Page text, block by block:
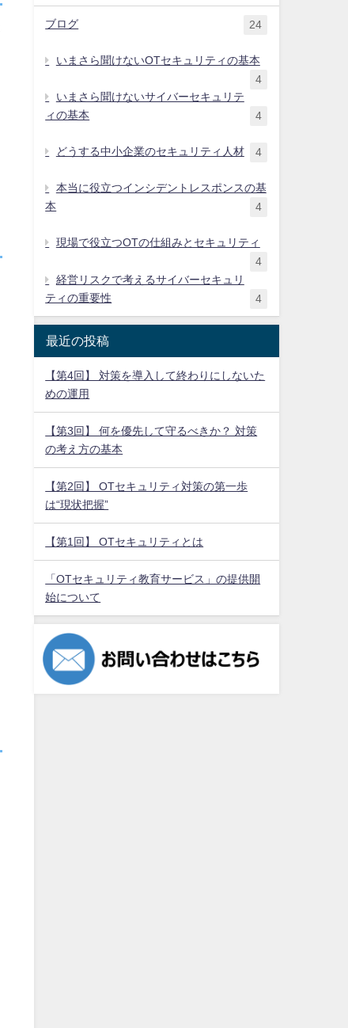
ブログ 24
いまさら聞けないOTセキュリティの基本
4
いまさら聞けないサイバーセキュリテ
ィの基本
4
どうする中小企業のセキュリティ人材 4
本当に役立つインシデントレスポンスの基
本
4
現場で役立つOTの仕組みとセキュリティ
4
経営リスクで考えるサイバーセキュリ
ティの重要性
4
最近の投稿
【第4回】 対策を導入して終わりにしないた
めの運用
【第3回】 何を優先して守るべきか？ 対策
の考え方の基本
【第2回】 OTセキュリティ対策の第一歩
は“現状把握”
【第1回】 OTセキュリティとは
「OTセキュリティ教育サービス」の提供開
始について